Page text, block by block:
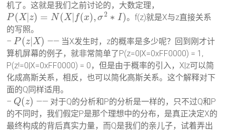
机了。这就是我们之前讨论的，大数定理，
P (X|z) = N(X| f(x), σ2 ∗ I)。f(z)就是X与z直接关系
的写照。
–P (z|X) —— 当X发生时，z的概率是多少呢？回到刚才计
算机屏幕的例子，就非常简单了P(z=0|X=0xFF0000) = 1,
P(z!=0|X=0xFF0000) = 0，但是由于概率的引入，X|z可以简
化成高斯关系，相反，也可以简化高斯关系。这个解释对下
面的Q同样适用。
– Q(z) —— 对于Q的分析和P的分析是一样的，只不过Q和P
的不同时，我们假定P是那个理想中的分布，是真正决定X的
最终构成的背后真实力量，而Q是我们的亲儿子，试着弄出